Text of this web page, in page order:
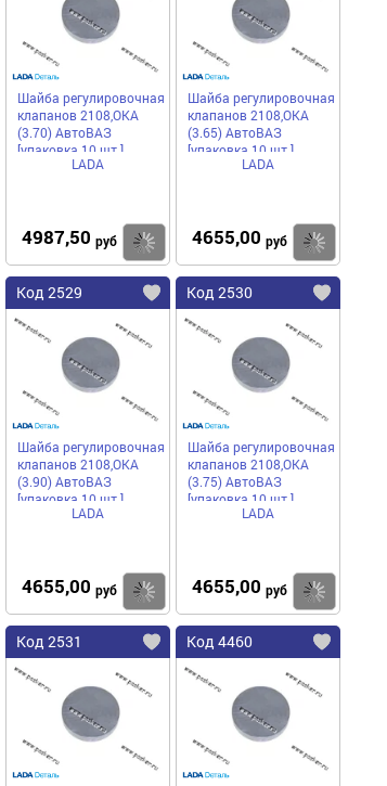
Шайба регулировочная
клапанов 2108,ОКА
(3.70) АвтоВАЗ
[упаковка 10 шт.]
LADA
4987,50 руб Купить
Шайба регулировочная
клапанов 2108,ОКА
(3.65) АвтоВАЗ
[упаковка 10 шт.]
LADA
4655,00 руб
Код 2529
Шайба регулировочная
клапанов 2108,ОКА
(3.90) АвтоВАЗ
[упаковка 10 шт.]
LADA
4655,00 руб Купить
Код 2530
Шайба регулировочная
клапанов 2108,ОКА
(3.75) АвтоВАЗ
[упаковка 10 шт.]
LADA
4655,00 руб
Код 2531 Код 4460